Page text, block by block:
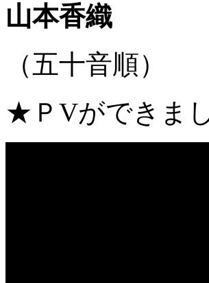
山本香織
（五十音順）
★ＰVができま